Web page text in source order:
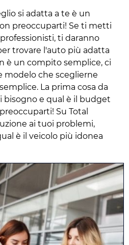
si adatta a te è un
preoccuparti! Se ti metti
ti daranno
trovare l'auto più adatta
è un compito semplice, ci
modelo che sceglierne
La prima cosa da
bisogno e qual è il budget
Su Total
ai tuoi problemi,
è il veicolo più idonea